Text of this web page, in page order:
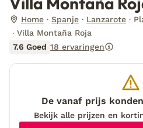
Home Spanje Lanzarote
Villa Montaña Roja
7.6 Goed 18 ervaringen
De vanaf prijs
Bekijk alle prijzen en